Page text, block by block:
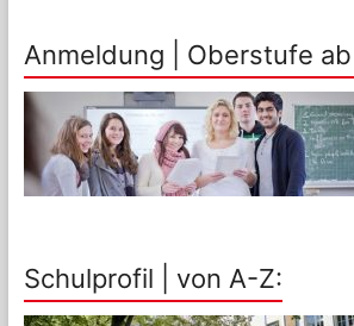
Anmeldung | Oberstufe ab
Schulprofil | von A-Z: